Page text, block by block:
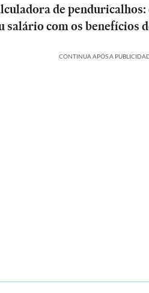
de
salário com os benefícios
CONTINUA APÓS A